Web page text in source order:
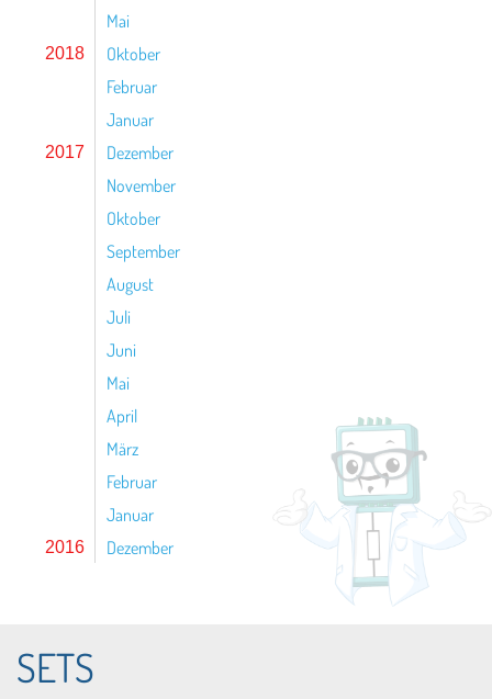
Mai
2018
Oktober
Februar
Januar
2017
Dezember
November
Oktober
September
August
Juli
Juni
Mai
April
März
Februar
Januar
2016 Dezember
SETS